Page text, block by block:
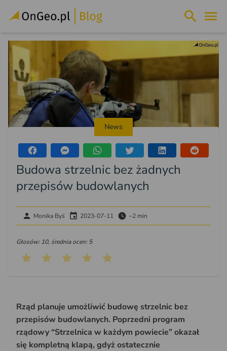
News
Budowa strzelnic bez żadnych
przepisów budowlanych
Monika Byś 2023-07-11 ~2 min
Głosów: 10, średnia ocen: 5
Rząd planuje umożliwić budowę strzelnic bez
przepisów budowlanych. Poprzedni program
rządowy “Strzelnica w każdym powiecie” okazał
się kompletną klapą, gdyż ostatecznie